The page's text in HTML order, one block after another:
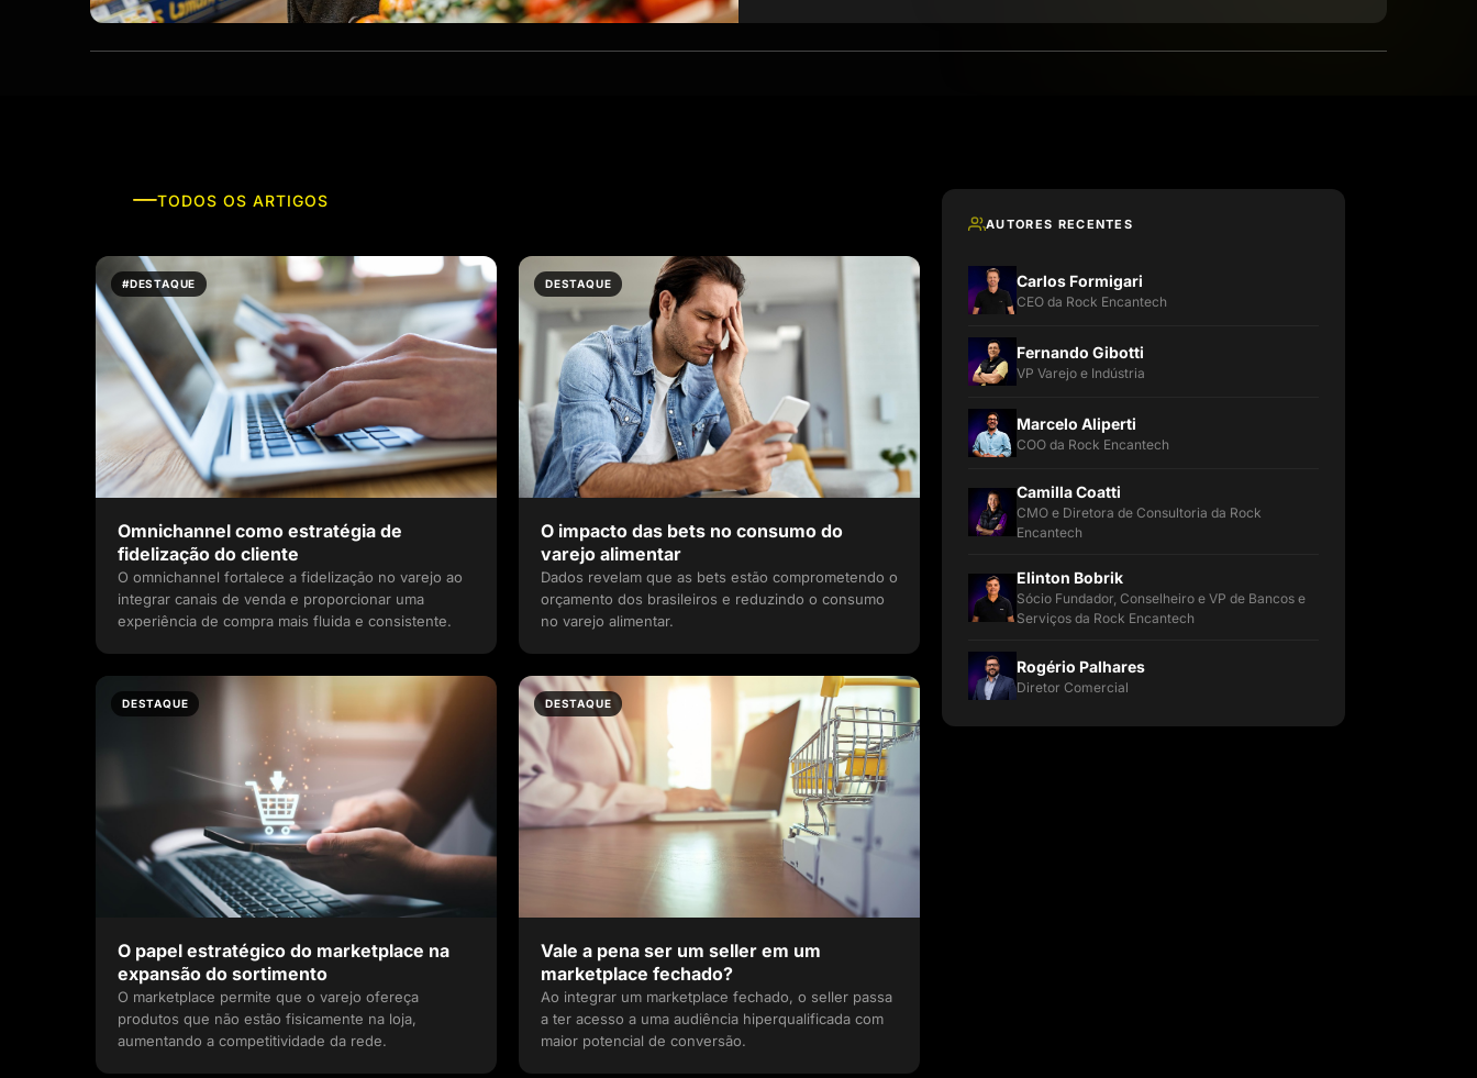
TODOS OS ARTIGOS
#DESTAQUE
Omnichannel como estratégia de
fidelização do cliente
O omnichannel fortalece a fidelização no varejo ao
integrar canais de venda e proporcionar uma
experiência de compra mais fluida e consistente.
DESTAQUE
O impacto das bets no consumo do
varejo alimentar
Dados revelam que as bets estão comprometendo o
orçamento dos brasileiros e reduzindo o consumo
no varejo alimentar.
DESTAQUE
O papel estratégico do marketplace na
expansão do sortimento
O marketplace permite que o varejo ofereça
produtos que não estão fisicamente na loja,
aumentando a competitividade da rede.
DESTAQUE
Vale a pena ser um seller em um
marketplace fechado?
Ao integrar um marketplace fechado, o seller passa
a ter acesso a uma audiência hiperqualificada com
maior potencial de conversão.
AUTORES RECENTES
Carlos Formigari
CEO da Rock Encantech
Fernando Gibotti
VP Varejo e Indústria
Marcelo Aliperti
COO da Rock Encantech
Camilla Coatti
CMO e Diretora de Consultoria da Rock
Encantech
Elinton Bobrik
Sócio Fundador, Conselheiro e VP de Bancos e
Serviços da Rock Encantech
Rogério Palhares
Diretor Comercial